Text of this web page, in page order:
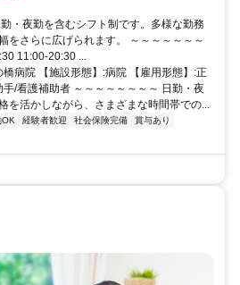
・夜勤を含むシフト制です。多様な勤務
をさらに広げられます。 ～～～～～～～
11:00-20:30 ...
病院 【施設形態】:病院 【雇用形態】:正
/看護補助者 ～～～～～～～～ 日勤・夜
を活かしながら、さまざまな時間帯での...
OK 経験者歓迎 社会保険完備
賞与あり